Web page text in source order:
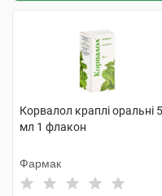
Корвалол краплі оральні
мл 1 флакон
Фармак